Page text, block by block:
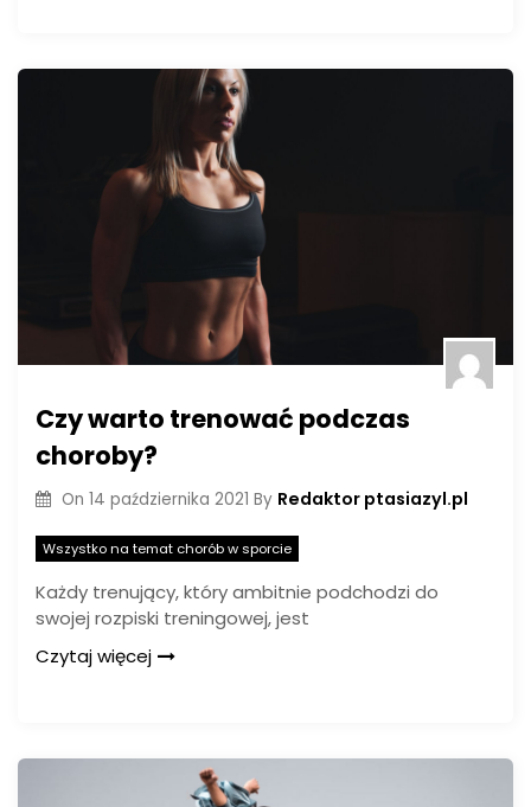
Czy warto trenować podczas
choroby?
On 14 października 2021 By Redaktor ptasiazyl.pl
Wszystko na temat chorób w sporcie
Każdy trenujący, który ambitnie podchodzi do
swojej rozpiski treningowej, jest
Czytaj więcej